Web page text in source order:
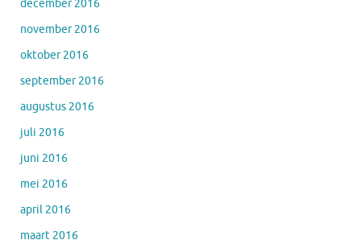
december 2016
november 2016
oktober 2016
september 2016
augustus 2016
juli 2016
juni 2016
mei 2016
april 2016
maart 2016